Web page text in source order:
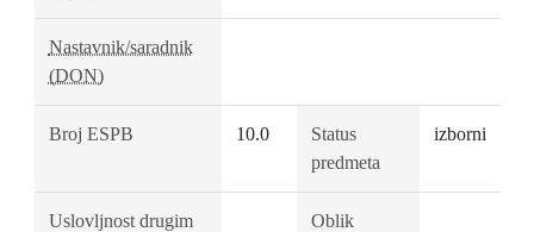
Nastavnik/saradnik
(DON)
Broj ESPB 10.0
Status
predmeta
izborni
Uslovljnost drugim
Oblik